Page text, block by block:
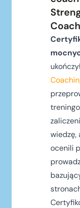
wiedzę,
ocenili